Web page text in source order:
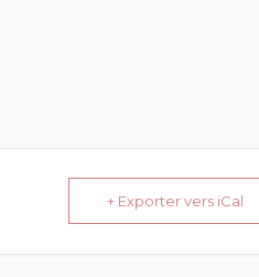
+ Exporter vers iCal